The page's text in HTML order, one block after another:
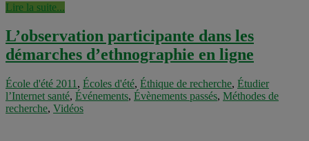
Lire la suite...
L’observation participante dans les
démarches d’ethnographie en ligne
École d'été 2011 , Écoles d'été, Éthique de recherche, Étudier
l’Internet santé, Événements, Évènements passés, Méthodes de
recherche, Vidéos